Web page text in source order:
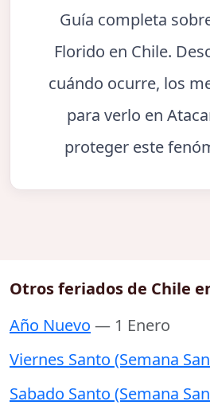
Guía completa
Florido en Chile.
cuándo ocurre, los
para verlo en
proteger este
Otros feriados de Chile
Año Nuevo — 1 Enero
Viernes Santo (Semana
Sabado Santo (Semana